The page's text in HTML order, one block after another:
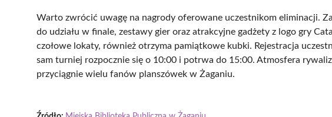
Warto zwrócić uwagę na nagrody oferowane uczestnikom eliminacji.
do udziału w finale, zestawy gier oraz atrakcyjne gadżety z logo gry
czołowe lokaty, również otrzyma pamiątkowe kubki. Rejestracja
sam turniej rozpocznie się o 10:00 i potrwa do 15:00. Atmosfera
przyciągnie wielu fanów planszówek w Żaganiu.